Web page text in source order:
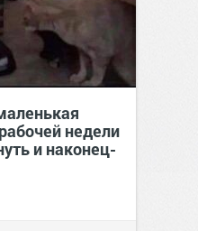
недели
и наконец-